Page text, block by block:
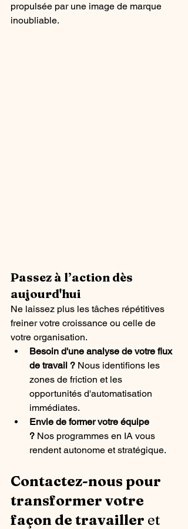
propulsée par une image de marque
inoubliable.
Passez à l’action dès
aujourd'hui
Ne laissez plus les tâches répétitives
freiner votre croissance ou celle de
votre organisation.
Besoin d'une analyse de votre flux
de travail ? Nous identifions les
zones de friction et les
opportunités d'automatisation
immédiates.
Envie de former votre équipe
? Nos programmes en IA vous
rendent autonome et stratégique.
Contactez-nous pour
transformer votre
façon de travailler et